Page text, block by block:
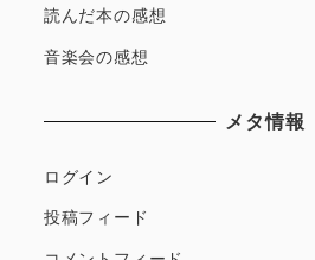
読んだ本の感想
音楽会の感想
メタ情報
ログイン
投稿フィード